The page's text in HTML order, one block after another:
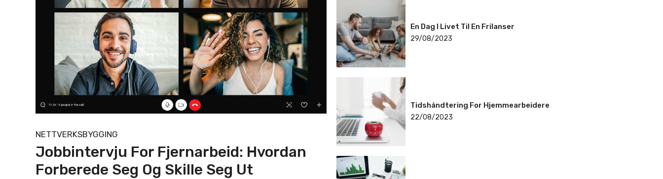
NETTVERKSBYGGING
Jobbintervju For Fjernarbeid: Hvordan
Forberede Seg Og Skille Seg Ut
En Dag I Livet Til En Frilanser
29/08/2023
Tidshåndtering For Hjemmearbeidere
22/08/2023